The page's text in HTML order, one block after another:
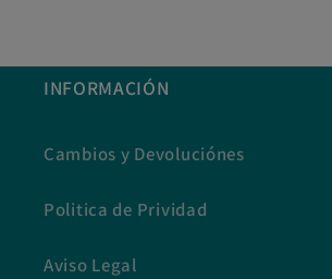
INFORMACIÓN
Cambios y Devoluciónes
Politica de Prividad
Aviso Legal